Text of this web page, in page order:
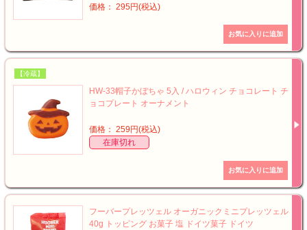
価格： 295円(税込)
【冷蔵】
HW-33帽子かぼちゃ 5入 / ハロウィン チョコレート チ
ョコプレート オーナメント
価格： 259円(税込)
在庫切れ
フーバープレッツェル オーガニックミニプレッツェル
40g トッピング お菓子 塩 ドイツ菓子 ドイツ